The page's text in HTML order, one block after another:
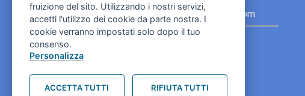
contact.originebologna@gmail.com
Cookies e informativa privacy
fruizione del sito. Utilizzando i nostri servizi,
accetti l'utilizzo dei cookie da parte nostra. I
cookie verranno impostati solo dopo il tuo
consenso.
Personalizza
ACCETTA TUTTI RIFIUTA TUTTI